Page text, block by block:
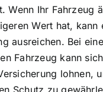
Wenn Ihr Fahrzeug
Wert hat, kann
ausreichen. Bei
Fahrzeug kann
lohnen,
Schutz zu